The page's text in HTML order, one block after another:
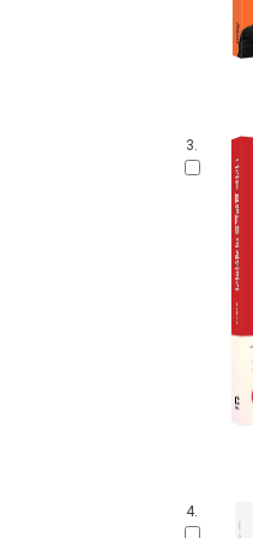
3.
4.